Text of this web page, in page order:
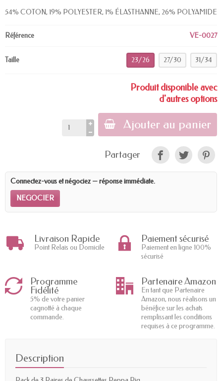
54% COTON, 19% POLYESTER, 1% ÉLASTHANNE, 26% POLYAMIDE
Référence VE-0027
Taille 23/26 27/30 31/34
Produit disponible avec
d'autres options
Ajouter au panier
Partager
Connectez-vous et négociez — réponse immédiate.
NEGOCIER
Livraison Rapide
Point Relais ou Domicile
Paiement sécurisé
Paiement en ligne 100%
sécurisé
Programme
Fidélité
5% de votre panier
cagnotté à chaque
commande.
Partenaire Amazon
En tant que Partenaire
Amazon, nous réalisons un
bénéfice sur les achats
remplissant les conditions
requises à ce programme.
Description